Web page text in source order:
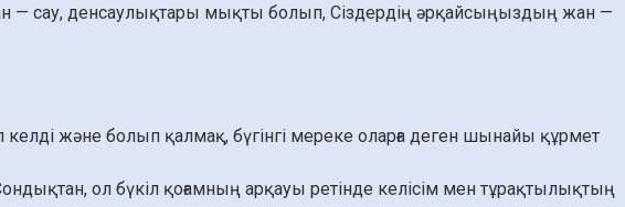
сау, денсаулықтары мықты болып, Сіздердің әрқайсыңыздың жан —
келді және болып қалмақ, бүгінгі мереке оларға деген шынайы құрмет
ол бүкіл қоғамның арқауы ретінде келісім мен тұрақтылықтың